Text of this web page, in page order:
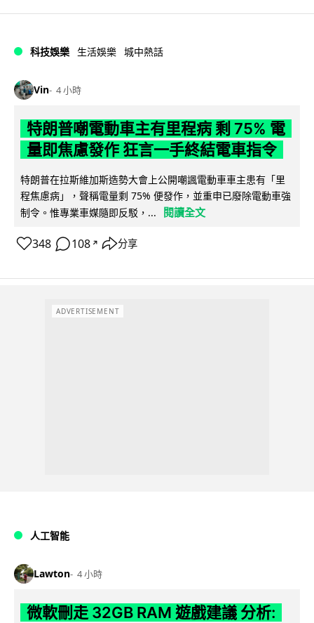
科技娛樂 生活娛樂 城中熱話
Vin 4 小時
特朗普嘲電動車主有里程病 剩 75% 電
量即焦慮發作 狂言一手終結電車指令
特朗普在拉斯維加斯造勢大會上公開嘲諷電動車車主患有「里
程焦慮病」，聲稱電量剩 75% 便發作，並重申已廢除電動車強
制令。惟專業車媒隨即反駁，...
閱讀全文
348 108 ↗ 分享
ADVERTISEMENT
人工智能
Lawton 4 小時
微軟刪走 32GB RAM 遊戲建議 分析: